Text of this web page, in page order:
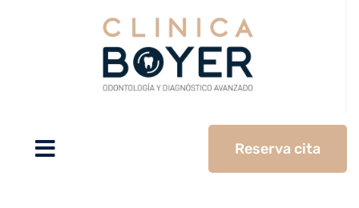
Reserva cita